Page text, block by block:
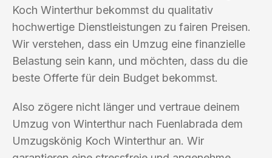
Koch Winterthur bekommst du qualitativ
hochwertige Dienstleistungen zu fairen Preisen.
Wir verstehen, dass ein Umzug eine finanzielle
Belastung sein kann, und möchten, dass du die
beste Offerte für dein Budget bekommst.
Also zögere nicht länger und vertraue deinem
Umzug von Winterthur nach Fuenlabrada dem
Umzugskönig Koch Winterthur an. Wir